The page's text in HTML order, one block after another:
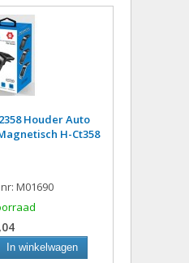
Houder Auto
H-Ct358
M01690
In winkelwagen